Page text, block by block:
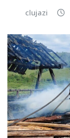
clujazi